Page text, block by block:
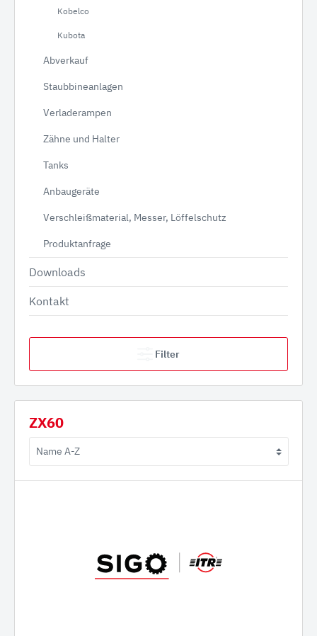
Kobelco
Kubota
Abverkauf
Staubbineanlagen
Verladerampen
Zähne und Halter
Tanks
Anbaugeräte
Verschleißmaterial, Messer, Löffelschutz
Produktanfrage
Downloads
Kontakt
Filter
ZX60